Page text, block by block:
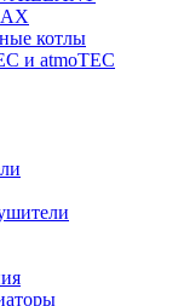
котлы
и atmoTEC